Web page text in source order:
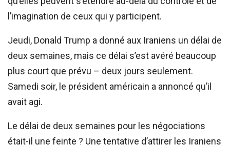
l’imagination de ceux qui y participent.
Jeudi, Donald Trump a donné aux Iraniens un délai de
deux semaines, mais ce délai s’est avéré beaucoup
plus court que prévu – deux jours seulement.
Samedi soir, le président américain a annoncé qu’il
avait agi.
Le délai de deux semaines pour les négociations
était-il une feinte ? Une tentative d’attirer les Iraniens